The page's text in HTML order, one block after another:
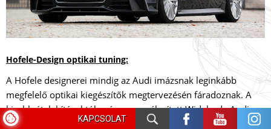
KAPCSOLAT
Hofele-Design optikai tuning:
A Hofele designerei mindig az Audi imázsnak leginkább
megfelelő optikai kiegészítők megtervezésén fáradoznak. A
kisebb átalakításoktól egészen a szélesített Widebody Audi
tuning csomagokig szinte minden megtalálható a